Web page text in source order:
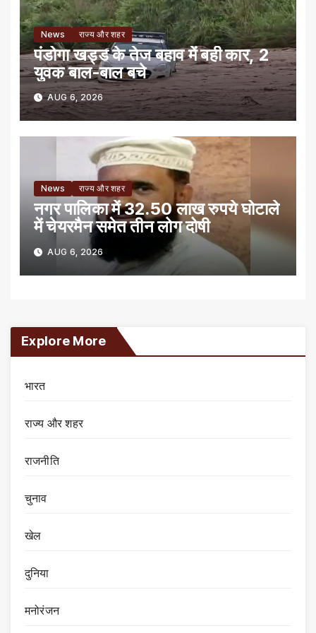
News राज्य और शहर
पंडोगा खड्ड के तेज बहाव में बही कार, 2
युवक बाल-बाल बचे
AUG 6, 2026
News राज्य और शहर
नगर पालिका में 32.50 लाख रुपये घोटाले
में चेयरमैन समेत तीन लोग दोषी
AUG 6, 2026
Explore More
भारत
राज्य और शहर
राजनीति
चुनाव
खेल
दुनिया
मनोरंजन